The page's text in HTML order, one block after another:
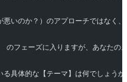
悪いのか？）のアプローチではな
フェーズに入りますが、あなたの
具体的な【テーマ】は何でしょうか